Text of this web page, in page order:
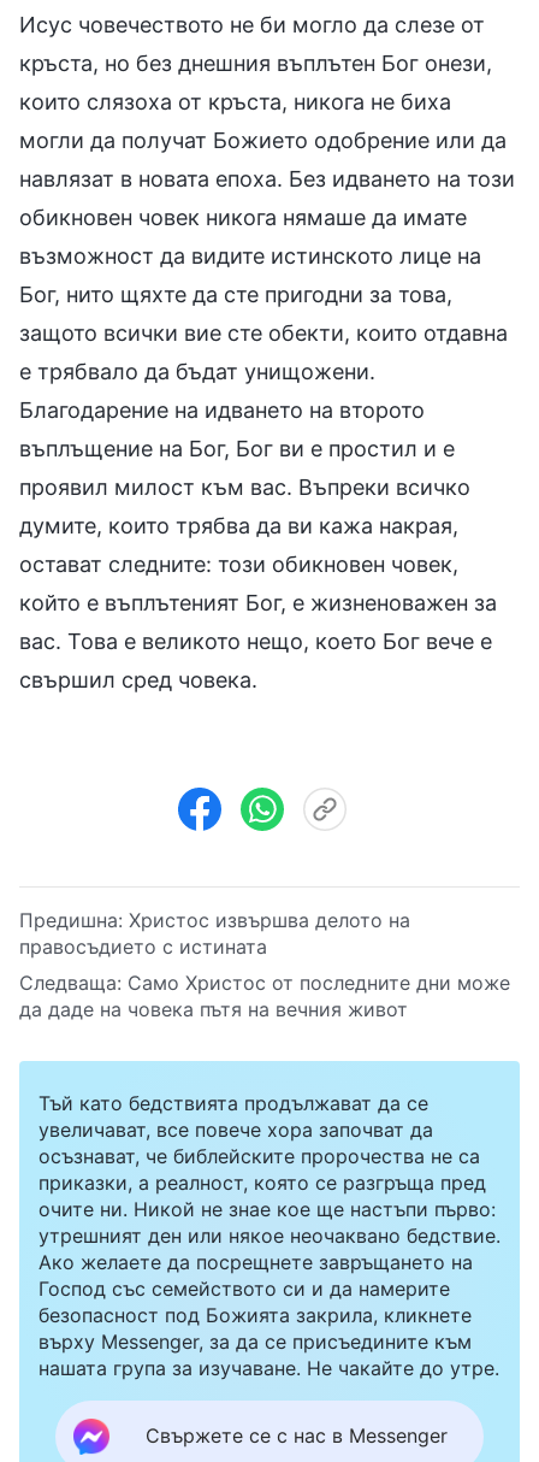
Исус човечеството не би могло да слезе от
кръста, но без днешния въплътен Бог онези,
които слязоха от кръста, никога не биха
могли да получат Божието одобрение или да
навлязат в новата епоха. Без идването на този
обикновен човек никога нямаше да имате
възможност да видите истинското лице на
Бог, нито щяхте да сте пригодни за това,
защото всички вие сте обекти, които отдавна
е трябвало да бъдат унищожени.
Благодарение на идването на второто
въплъщение на Бог, Бог ви е простил и е
проявил милост към вас. Въпреки всичко
думите, които трябва да ви кажа накрая,
остават следните: този обикновен човек,
който е въплътеният Бог, е жизненоважен за
вас. Това е великото нещо, което Бог вече е
свършил сред човека.
Предишна: Христос извършва делото на
правосъдието с истината
Следваща: Само Христос от последните дни може
да даде на човека пътя на вечния живот
Тъй като бедствията продължават да се
увеличават, все повече хора започват да
осъзнават, че библейските пророчества не са
приказки, а реалност, която се разгръща пред
очите ни. Никой не знае кое ще настъпи първо:
утрешният ден или някое неочаквано бедствие.
Ако желаете да посрещнете завръщането на
Господ със семейството си и да намерите
безопасност под Божията закрила, кликнете
върху Messenger, за да се присъедините към
нашата група за изучаване. Не чакайте до утре.
Свържете се с нас в Messenger